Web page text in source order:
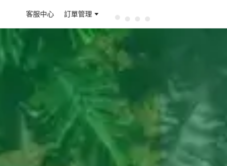
客服中心 訂單管理